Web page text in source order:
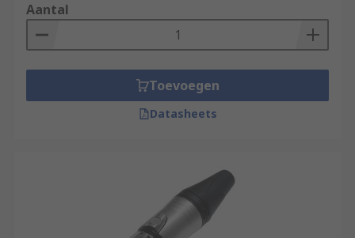
Aantal
Toevoegen
Datasheets